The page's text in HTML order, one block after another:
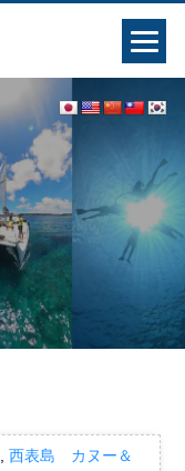
西表島 カヌー＆